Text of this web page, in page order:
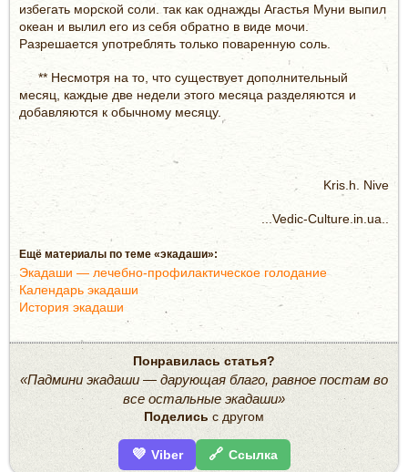
избегать морской соли. так как однажды Агастья Муни выпил
океан и вылил его из себя обратно в виде мочи.
Разрешается употреблять только поваренную соль.
** Несмотря на то, что существует дополнительный
месяц, каждые две недели этого месяца разделяются и
добавляются к обычному месяцу.
Kris.h. Nive
...Vedic-Culture.in.ua..
Ещё материалы по теме «экадаши»:
Экадаши — лечебно-профилактическое голодание
Календарь экадаши
История экадаши
Понравилась статья?
«Падмини экадаши — дарующая благо, равное постам во
все остальные экадаши»
Поделись с другом
💜 Viber 🔗 Ссылка